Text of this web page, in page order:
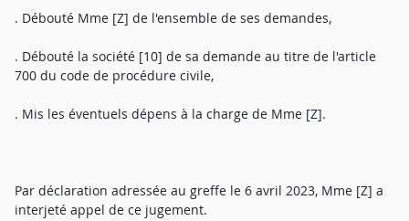
. Débouté Mme [Z] de l'ensemble de ses demandes,
. Débouté la société [10] de sa demande au titre de l'article
700 du code de procédure civile,
. Mis les éventuels dépens à la charge de Mme [Z].
Par déclaration adressée au greffe le 6 avril 2023, Mme [Z] a
interjeté appel de ce jugement.